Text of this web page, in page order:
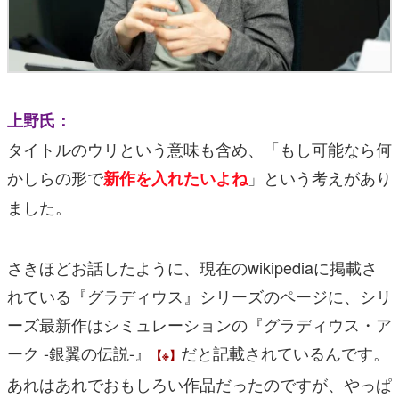
上野氏：
タイトルのウリという意味も含め、「もし可能なら何
かしらの形で新作を入れたいよね」という考えがあり
ました。
さきほどお話したように、現在のwikipediaに掲載さ
れている『グラディウス』シリーズのページに、シリ
ーズ最新作はシミュレーションの『グラディウス・ア
ーク -銀翼の伝説-』
【※】 だと記載されているんです。
あれはあれでおもしろい作品だったのですが、やっぱ